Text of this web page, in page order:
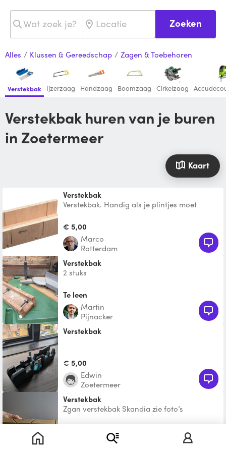
Zoeken
Alles / Klussen & Gereedschap / Zagen & Toebehoren
Verstekbak Ijzerzaag Handzaag Boomzaag Cirkelzaag
Verstekbak huren van je buren
in Zoetermeer
Kaart
Verstekbak
Verstekbak. Handig als je plintjes moet
verbinding moet realiseren
€ 5,00
Marco
Rotterdam
verstekbak
2 stuks
Te leen
Martin
Pijnacker
Verstekbak
€ 5,00
Edwin
Zoetermeer
Verstekbak
Zgan verstekbak Skandia zie foto’s